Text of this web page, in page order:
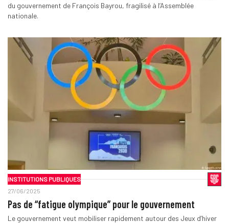
du gouvernement de François Bayrou, fragilisé à l’Assemblée
nationale.
INSTITUTIONS PUBLIQUES
27/06/2025
Pas de “fatigue olympique” pour le gouvernement
Le gouvernement veut mobiliser rapidement autour des Jeux d’hiver